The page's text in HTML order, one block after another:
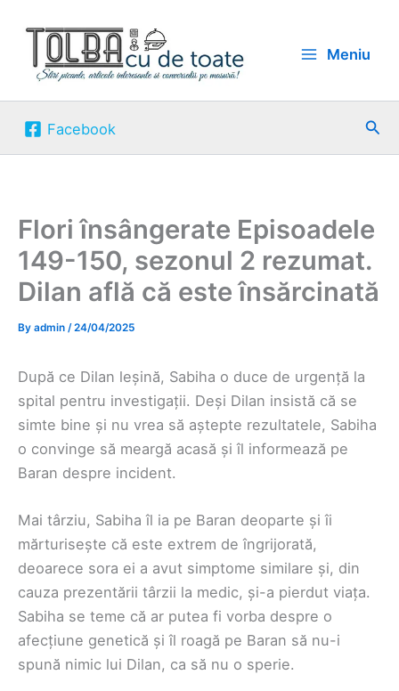
content
Meniu
Facebook
Flori însângerate Episoadele
149-150, sezonul 2 rezumat.
Dilan află că este însărcinată
By admin /24/04/2025
După ce Dilan leșină, Sabiha o duce de urgență la
spital pentru investigații. Deși Dilan insistă că se
simte bine și nu vrea să aștepte rezultatele, Sabiha
o convinge să meargă acasă și îl informează pe
Baran despre incident.
Mai târziu, Sabiha îl ia pe Baran deoparte și îi
mărturisește că este extrem de îngrijorată,
deoarece sora ei a avut simptome similare și, din
cauza prezentării târzii la medic, și-a pierdut viața.
Sabiha se teme că ar putea fi vorba despre o
afecțiune genetică și îl roagă pe Baran să nu-i
spună nimic lui Dilan, ca să nu o sperie.